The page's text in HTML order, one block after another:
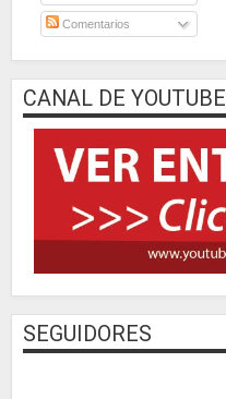
Comentarios
CANAL DE YOUTUBE
SEGUIDORES